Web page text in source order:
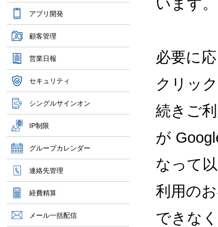
アプリ開発
顧客管理
営業日報
セキュリティ
シングルサインオン
IP制限
グループカレンダー
連絡先管理
経費精算
メール一括配信
います。
必要に
クリッ
続きご
が
なって
利用の
できな